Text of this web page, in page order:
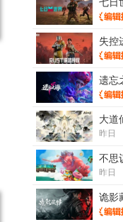
失控
遗忘
大道
昨日
不思
昨日
诡影